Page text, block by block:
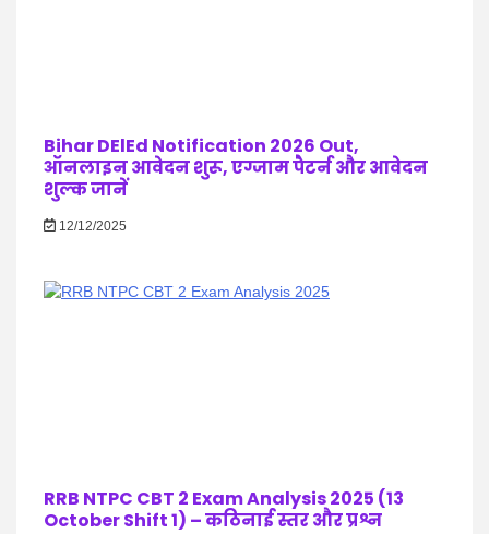
Bihar DElEd Notification 2026 Out,
ऑनलाइन आवेदन शुरू, एग्जाम पैटर्न और आवेदन
शुल्क जानें
12/12/2025
RRB NTPC CBT 2 Exam Analysis 2025 (13
October Shift 1) – कठिनाई स्तर और प्रश्न